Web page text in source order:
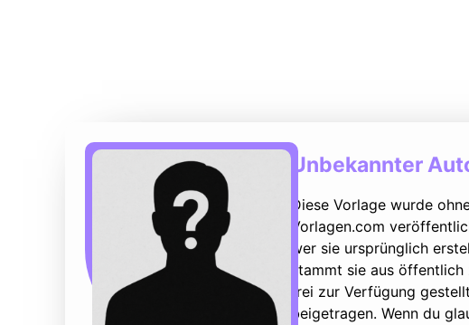
Unbekannter
Diese Vorlage wurde
Vorlagen.com
wer sie ursprünglich
stammt sie aus
frei zur Verfügung
beigetragen. Wenn du